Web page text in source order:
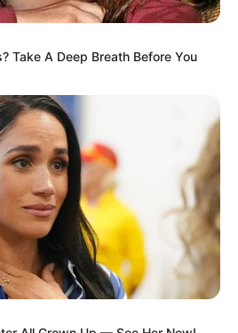
Take A Deep Breath Before You